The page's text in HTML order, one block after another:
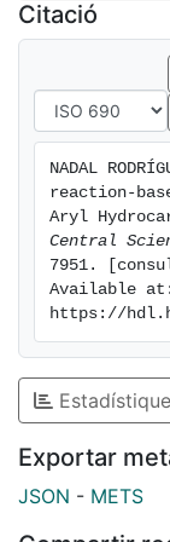
the biological
targeted
Citació
NADAL
reaction-
Aryl
Central
7951.
Available at:
https://
Exportar
JSON - METS